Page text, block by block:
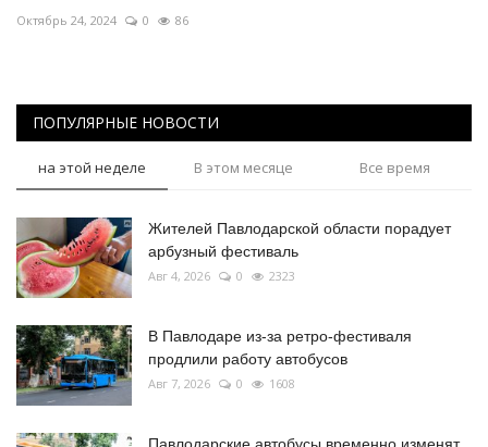
Октябрь 24, 2024 0 86
ПОПУЛЯРНЫЕ НОВОСТИ
на этой неделе В этом месяце Все время
Жителей Павлодарской области порадует
арбузный фестиваль
Авг 4, 2026 0 2323
В Павлодаре из-за ретро-фестиваля
продлили работу автобусов
Авг 7, 2026 0 1608